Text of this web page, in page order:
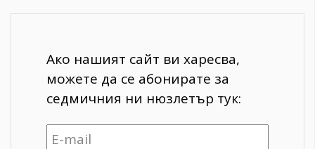
Ако нашият сайт ви харесва,
можете да се абонирате за
седмичния ни нюзлетър тук: